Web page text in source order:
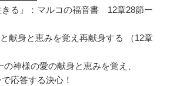
きる」：マルコの福音書 12章28節ー
献身と恵みを覚え再献身する （12章
の神様の愛の献身と恵みを覚え、
応答する決心！